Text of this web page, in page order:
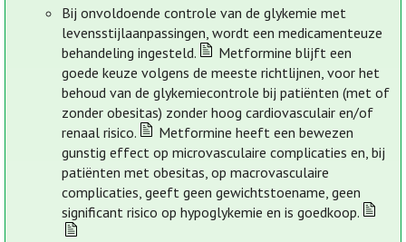
Bij onvoldoende controle van de glykemie met
levensstijlaanpassingen, wordt een medicamenteuze
behandeling ingesteld.
Metformine blijft een
goede keuze volgens de meeste richtlijnen, voor het
behoud van de glykemiecontrole bij patiënten (met of
zonder obesitas) zonder hoog cardiovasculair en/of
renaal risico.
Metformine heeft een bewezen
gunstig effect op microvasculaire complicaties en, bij
patiënten met obesitas, op macrovasculaire
complicaties, geeft geen gewichtstoename, geen
significant risico op hypoglykemie en is goedkoop.